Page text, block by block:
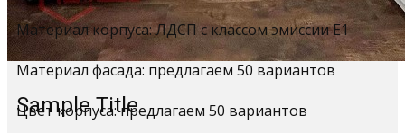
Sample Title
Материал корпуса: ЛДСП с классом эмиссии Е1
Материал фасада: предлагаем 50 вариантов
Цвет корпуса: предлагаем 50 вариантов